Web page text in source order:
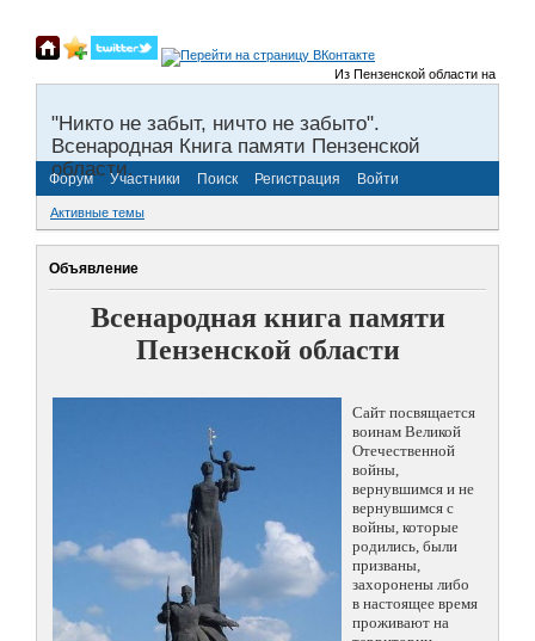
Из Пензенской области на
"Никто не забыт, ничто не забыто".
Всенародная Книга памяти Пензенской
области.
Форум Участники Поиск Регистрация Войти
Активные темы
Объявление
Всенародная книга памяти
Пензенской области
Сайт посвящается
воинам Великой
Отечественной
войны,
вернувшимся и не
вернувшимся с
войны, которые
родились, были
призваны,
захоронены либо
в настоящее время
проживают на